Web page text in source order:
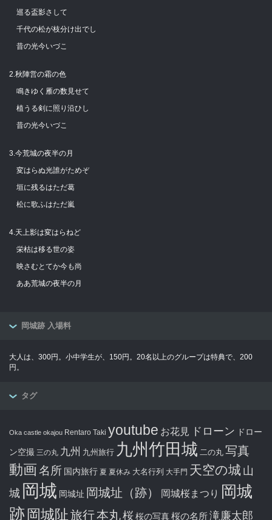
巡る盃影さして
千代の松が枝分け出でし
昔の光今いづこ
2.秋陣営の霜の色
鳴きゆく雁の数見せて
植うる剣に照り沿ひし
昔の光今いづこ
3.今荒城の夜半の月
変はらぬ光誰がためぞ
垣に残るはただ葛
松に歌ふはただ嵐
4.天上影は変はらねど
栄枯は移る世の姿
映さむとてか今も尚
ああ荒城の夜半の月
岡城跡 入場料
大人は、300円。小中学生が、150円。20名以上のグループは特典で、200
円。
タグ
Oka castle okajou Rentaro Taki youtube お花見 ドローン ドロー
ン空撮 三の丸 九州 九州旅行 九州竹田城 二の丸 写真
動画名所 国内旅行 夏 夏休み 大名行列 大手門 天空の城 山
城 岡城 岡城址 岡城址（跡） 岡城桜まつり 岡城
跡 岡城阯旅行本丸桜桜の写真桜の名所滝廉太郎